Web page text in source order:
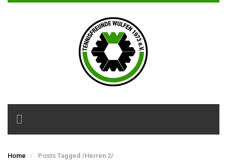
Toggle
navigation
Home Posts Tagged /Herren 2/